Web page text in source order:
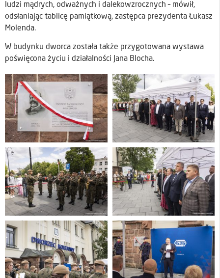
ludzi mądrych, odważnych i dalekowzrocznych – mówił,
odsłaniając tablicę pamiątkową, zastępca prezydenta Łukasz
Molenda.
W budynku dworca została także przygotowana wystawa
poświęcona życiu i działalności Jana Blocha.